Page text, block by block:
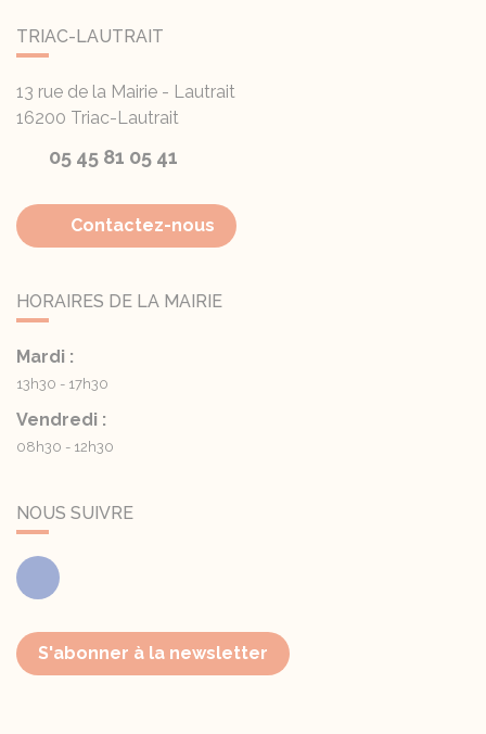
TRIAC-LAUTRAIT
13 rue de la Mairie - Lautrait
16200 Triac-Lautrait
05 45 81 05 41
Contactez-nous
HORAIRES DE LA MAIRIE
Mardi :
13h30 - 17h30
Vendredi :
08h30 - 12h30
NOUS SUIVRE
Facebook
S'abonner à la newsletter